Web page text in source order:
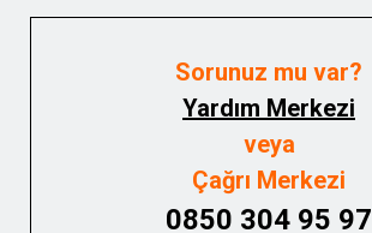
Sorunuz mu var?
Yardım Merkezi
veya
Çağrı Merkezi
0850 304 95 97